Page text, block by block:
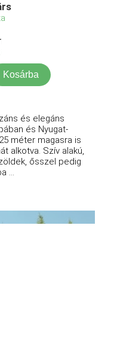
Kosárba
és elegáns
és Nyugat-
méter magasra is
alkotva. Szív alakú,
ősszel pedig
...